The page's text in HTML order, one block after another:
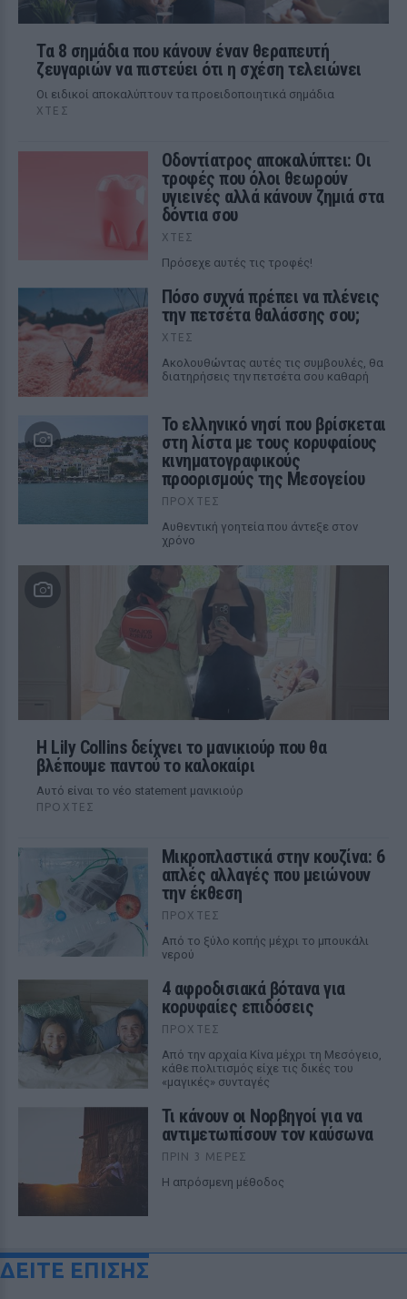
Τα 8 σημάδια που κάνουν έναν θεραπευτή
ζευγαριών να πιστεύει ότι η σχέση τελειώνει
Οι ειδικοί αποκαλύπτουν τα προειδοποιητικά σημάδια
ΧΤΕΣ
Οδοντίατρος αποκαλύπτει: Οι
τροφές που όλοι θεωρούν
υγιεινές αλλά κάνουν ζημιά στα
δόντια σου
ΧΤΕΣ
Πρόσεχε αυτές τις τροφές!
Πόσο συχνά πρέπει να πλένεις
την πετσέτα θαλάσσης σου;
ΧΤΕΣ
Ακολουθώντας αυτές τις συμβουλές, θα
διατηρήσεις την πετσέτα σου καθαρή
Το ελληνικό νησί που βρίσκεται
στη λίστα με τους κορυφαίους
κινηματογραφικούς
προορισμούς της Μεσογείου
ΠΡΟΧΤΈΣ
Αυθεντική γοητεία που άντεξε στον
χρόνο
Η Lily Collins δείχνει το μανικιούρ που θα
βλέπουμε παντού το καλοκαίρι
Αυτό είναι το νέο statement μανικιούρ
ΠΡΟΧΤΈΣ
Μικροπλαστικά στην κουζίνα: 6
απλές αλλαγές που μειώνουν
την έκθεση
ΠΡΟΧΤΈΣ
Από το ξύλο κοπής μέχρι το μπουκάλι
νερού
4 αφροδισιακά βότανα για
κορυφαίες επιδόσεις
ΠΡΟΧΤΈΣ
Από την αρχαία Κίνα μέχρι τη Μεσόγειο,
κάθε πολιτισμός είχε τις δικές του
«μαγικές» συνταγές
Τι κάνουν οι Νορβηγοί για να
αντιμετωπίσουν τον καύσωνα
ΠΡΙΝ 3 ΜΈΡΕΣ
Η απρόσμενη μέθοδος
ΔΕΙΤΕ ΕΠΙΣΗΣ